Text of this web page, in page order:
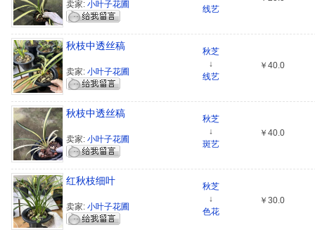
卖家: 小叶子花圃
线艺
秋枝中透丝稿
卖家: 小叶子花圃
秋芝
↓
线艺
￥40.0
秋枝中透丝稿
卖家: 小叶子花圃
秋芝
↓
斑艺
￥40.0
红秋枝细叶
卖家: 小叶子花圃
秋芝
↓
色花
￥30.0